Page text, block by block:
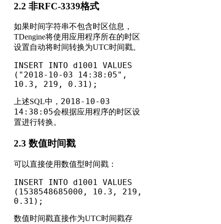
2.2 非RFC-3339格式
如果时间字符串不包含时区信息，
TDengine将使用应用程序所在的时区
设置自动将时间转换为UTC时间戳。
INSERT INTO d1001 VALUES
("2018-10-03 14:38:05",
10.3, 219, 0.31);
上述SQL中， 2018-10-03
14:38:05会根据应用程序的时区设
置进行转换。
2.3 数值时间戳
可以直接使用数值型时间戳：
INSERT INTO d1001 VALUES
(1538548685000, 10.3, 219,
0.31);
数值时间戳直接作为UTC时间戳存